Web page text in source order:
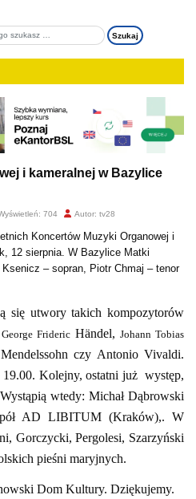
i kameralnej w Bazylice
704 Autor: tv28
Koncertów Muzyki Organowej i
12 sierpnia. W Bazylice Matki
– sopran, Piotr Chmaj – tenor
się utwory takich kompozytorów
George Frideric Händel, Johann Tobias
czy Antonio Vivaldi.
19.00. Kolejny, ostatni już występ,
wtedy: Michał Dąbrowski
AD LIBITUM (Kraków),. W
Gorczycki, Pergolesi, Szarzyński
pieśni maryjnych.
Dom Kultury. Dziękujemy.